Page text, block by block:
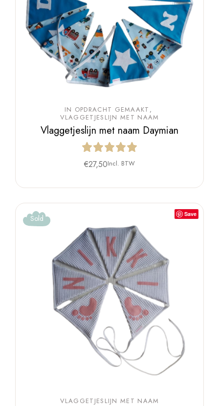
IN OPDRACHT GEMAAKT
VLAGGETJESLIJN MET NAAM
Vlaggetjeslijn met naam Daymian
€27,50Incl. BTW
Save
Sold
VLAGGETJESLIJN MET NAAM